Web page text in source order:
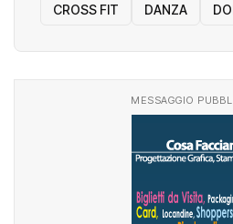
CROSS FIT DANZA
MESSAGGIO